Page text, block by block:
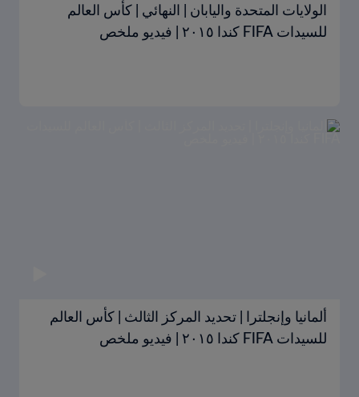
الولايات المتحدة واليابان | النهائي | كأس العالم
للسيدات FIFA كندا ٢٠١٥ | فيديو ملخص
ألمانيا وإنجلترا | تحديد المركز الثالث | كأس العالم
للسيدات FIFA كندا ٢٠١٥ | فيديو ملخص